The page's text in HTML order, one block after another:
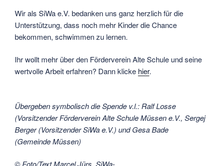
Wir als SiWa e.V. bedanken uns ganz herzlich für die
Unterstützung, dass noch mehr Kinder die Chance
bekommen, schwimmen zu lernen.
Ihr wollt mehr über den Förderverein Alte Schule und seine
wertvolle Arbeit erfahren? Dann klicke hier.
Übergeben symbolisch die Spende v.l.: Ralf Losse
(Vorsitzender Förderverein Alte Schule Müssen e.V., Sergej
Berger (Vorsitzender SiWa e.V.) und Gesa Bade
(Gemeinde Müssen)